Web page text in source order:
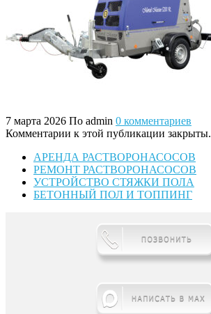
7 марта 2026 По admin 0 комментариев
Комментарии к этой публикации закрыты.
АРЕНДА РАСТВОРОНАСОСОВ
РЕМОНТ РАСТВОРОНАСОСОВ
УСТРОЙСТВО СТЯЖКИ ПОЛА
БЕТОННЫЙ ПОЛ И ТОППИНГ